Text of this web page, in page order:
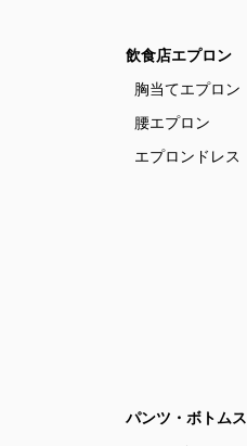
飲食店エプロン
胸当てエプロン
腰エプロン
エプロンドレス
パンツ・ボトムス